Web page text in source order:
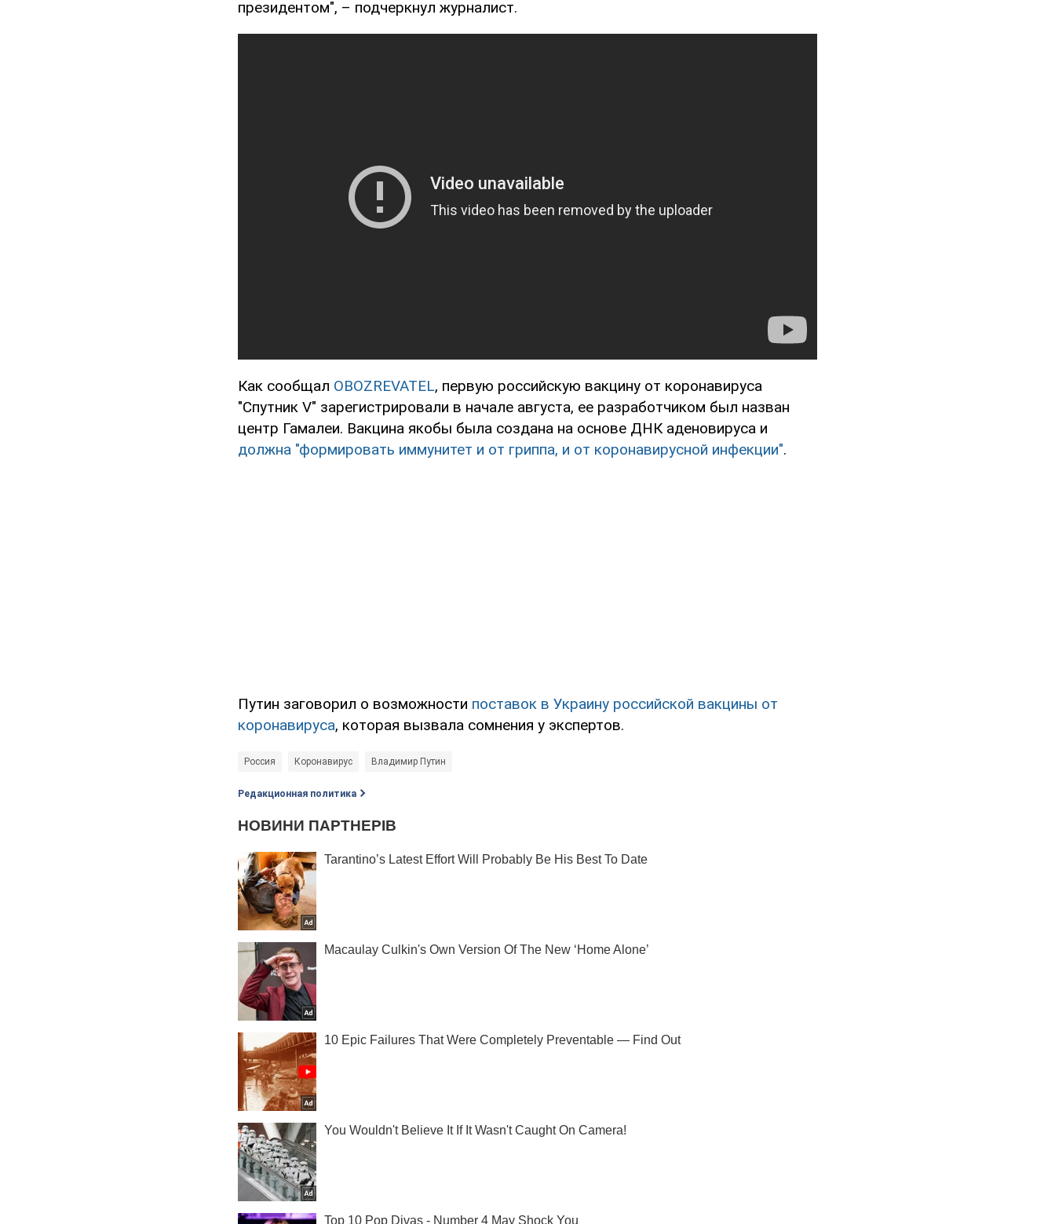
президентом", – подчеркнул журналист.
Как сообщал OBOZREVATEL, первую российскую вакцину от коронавируса
"Спутник V" зарегистрировали в начале августа, ее разработчиком был назван
центр Гамалеи. Вакцина якобы была создана на основе ДНК аденовируса и
должна "формировать иммунитет и от гриппа, и от коронавирусной инфекции".
Путин заговорил о возможности поставок в Украину российской вакцины от
коронавируса, которая вызвала сомнения у экспертов.
Россия Коронавирус Владимир Путин
Редакционная политика